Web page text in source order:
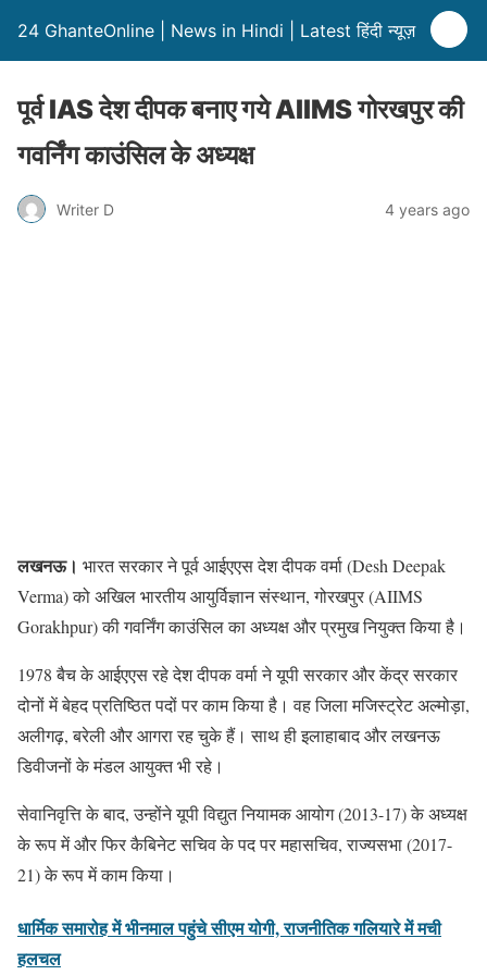
24 GhanteOnline | News in Hindi | Latest हिंदी न्यूज़
पूर्व IAS देश दीपक बनाए गये AIIMS गोरखपुर की
गवर्निंग काउंसिल के अध्यक्ष
Writer D 4 years ago
लखनऊ। भारत सरकार ने पूर्व आईएएस देश दीपक वर्मा (Desh Deepak
Verma) को अखिल भारतीय आयुर्विज्ञान संस्थान, गोरखपुर (AIIMS
Gorakhpur) की गवर्निंग काउंसिल का अध्यक्ष और प्रमुख नियुक्त किया है।
1978 बैच के आईएएस रहे देश दीपक वर्मा ने यूपी सरकार और केंद्र सरकार
दोनों में बेहद प्रतिष्ठित पदों पर काम किया है। वह जिला मजिस्ट्रेट अल्मोड़ा,
अलीगढ़, बरेली और आगरा रह चुके हैं। साथ ही इलाहाबाद और लखनऊ
डिवीजनों के मंडल आयुक्त भी रहे।
सेवानिवृत्ति के बाद, उन्होंने यूपी विद्युत नियामक आयोग (2013-17) के अध्यक्ष
के रूप में और फिर कैबिनेट सचिव के पद पर महासचिव, राज्यसभा (2017-
21) के रूप में काम किया।
धार्मिक समारोह में भीनमाल पहुंचे सीएम योगी, राजनीतिक गलियारे में मची
हलचल